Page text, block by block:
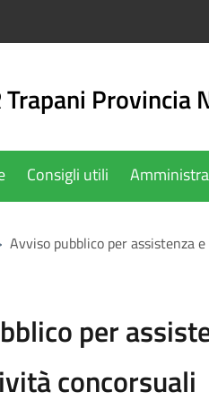
Trapani Provincia
Consigli utili
Avviso pubblico per assistenza
per
concorsuali